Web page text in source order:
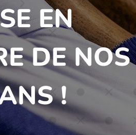
EN
DE NOS
!